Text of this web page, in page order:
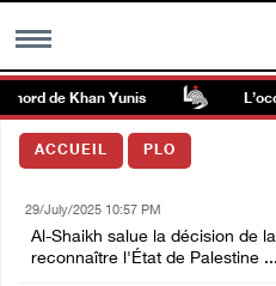
MENU
Centre palestinien
de Khan Yunis
ACCUEIL PLO
29/July/2025 10:57 PM
Al-Shaikh salue la décision de
reconnaître l'État de Palestine ...